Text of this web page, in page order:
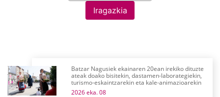
Iragazkia
Batzar Nagusiek ekainaren 20ean irekiko dituzte
ateak doako bisitekin, dastamen-laborategiekin,
turismo-eskaintzarekin eta kale-animazioarekin
2026 eka. 08